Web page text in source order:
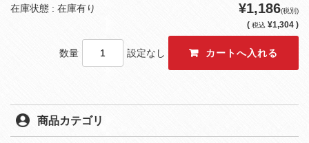
在庫状態 : 在庫有り ¥1,186(税別)
( 税込 ¥1,304 )
数量 設定なし
商品カテゴリ